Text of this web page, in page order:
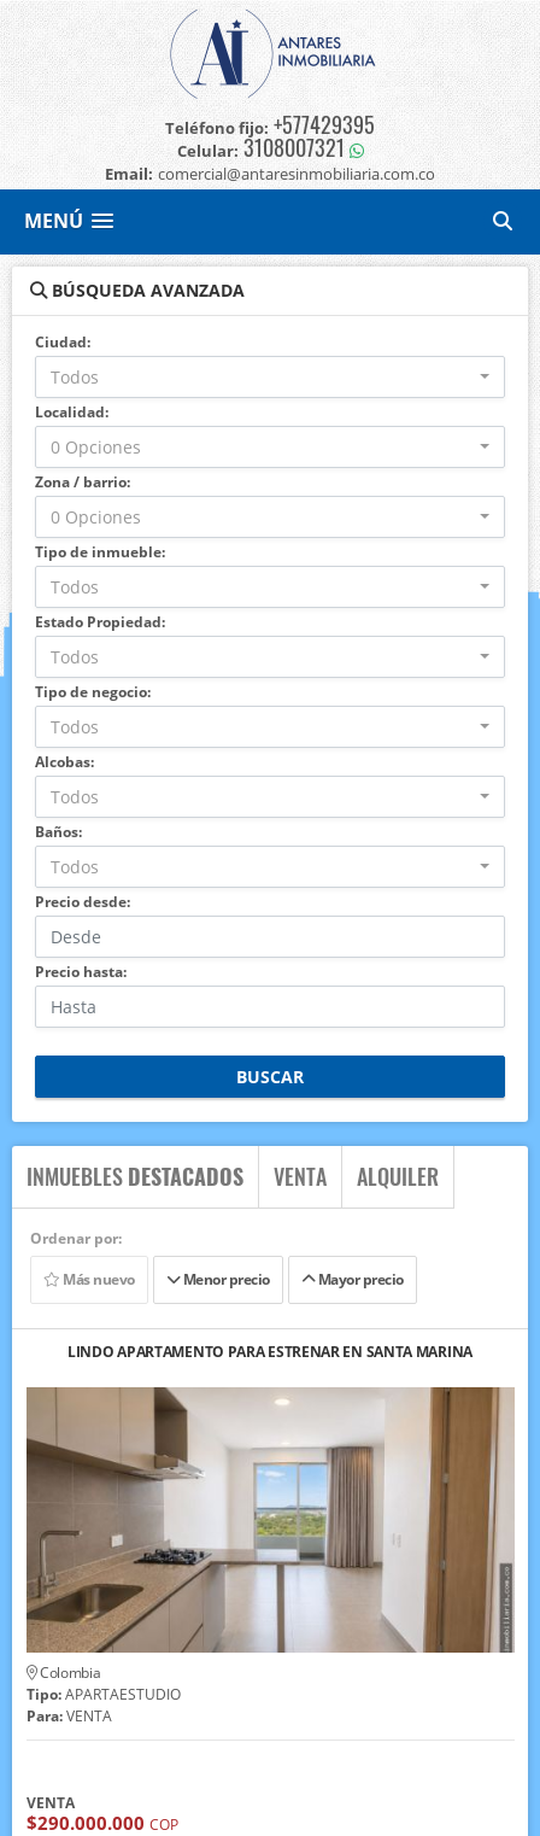
Teléfono fijo: +577429395
Celular: 3108007321
Email: comercial@antaresinmobiliaria.com.co
MENÚ
BÚSQUEDA AVANZADA
Ciudad:
Todos
Localidad:
0 Opciones
Zona / barrio:
0 Opciones
Tipo de inmueble:
Todos
Estado Propiedad:
Todos
Tipo de negocio:
Todos
Alcobas:
Todos
Baños:
Todos
Precio desde:
Precio hasta:
BUSCAR
INMUEBLESDESTACADOS VENTA ALQUILER
Ordenar por:
Más nuevo
Menor precio Mayor precio
LINDO APARTAMENTO PARA ESTRENAR EN SANTA MARINA
Colombia
Tipo:APARTAESTUDIO
Para:VENTA
VENTA
$290.000.000 COP